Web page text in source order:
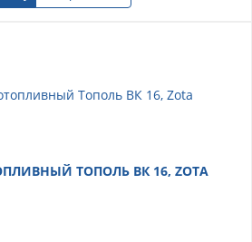
ТОПОЛЬ ВК 16, ZOTA